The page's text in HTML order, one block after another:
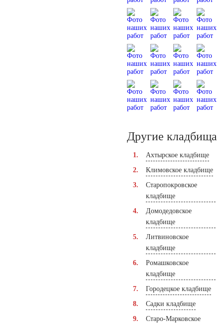
Другие кладбища
Ахтырское кладбище
Климовское кладбище
Старопокровское
кладбище
Домодедовское
кладбище
Литвиновское
кладбище
Ромашковское
кладбище
Городецкое кладбище
Садки кладбище
Старо-Марковское